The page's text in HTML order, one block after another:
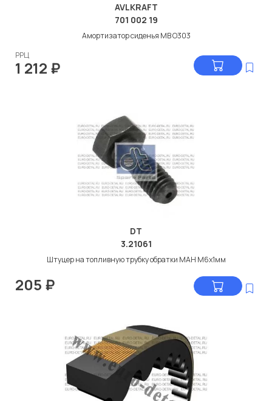
AVLKRAFT
701 002 19
Амортизатор сиденья МВ O303
РРЦ
1 212 ₽
DT
3.21061
Штуцер на топливную трубку обратки МАН М6x1мм
205 ₽